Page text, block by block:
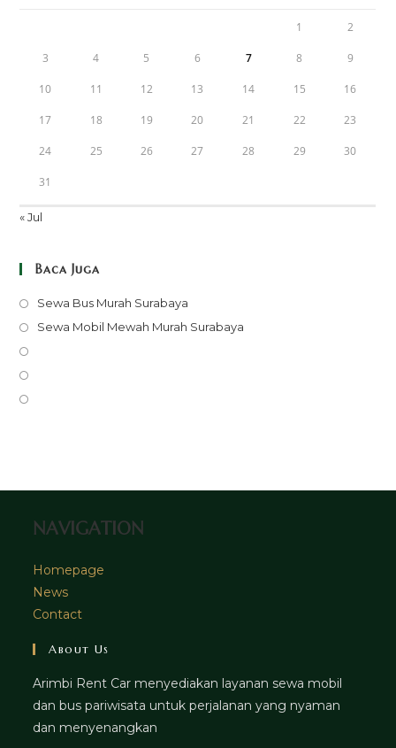
1 2
3 4 5 6 7 8 9
10 11 12 13 14 15 16
17 18 19 20 21 22 23
24 25 26 27 28 29 30
31
« Jul
Baca Juga
Sewa Bus Murah Surabaya
in
Sewa Mobil Mewah Murah Surabaya
tab
NAVIGATION
Homepage
News
Contact
About Us
Arimbi Rent Car menyediakan layanan sewa mobil
dan bus pariwisata untuk perjalanan yang nyaman
dan menyenangkan